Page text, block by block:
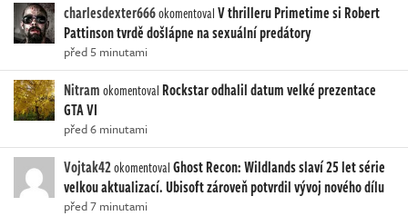
charlesdexter666okomentovalV thrilleru Primetime si Robert
Pattinson tvrdě došlápne na sexuální predátory
před 5 minutami
Nitramokomentoval Rockstar odhalil datum velké prezentace
GTA VI
před 6 minutami
Vojtak42okomentovalGhost Recon: Wildlands slaví 25 let série
velkou aktualizací. Ubisoft zároveň potvrdil vývoj nového dílu
před 7 minutami